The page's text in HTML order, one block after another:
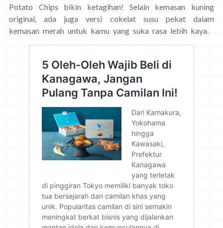
Potato Chips bikin ketagihan! Selain kemasan kuning
original, ada juga versi cokelat susu pekat dalam
kemasan merah untuk kamu yang suka rasa lebih kaya.